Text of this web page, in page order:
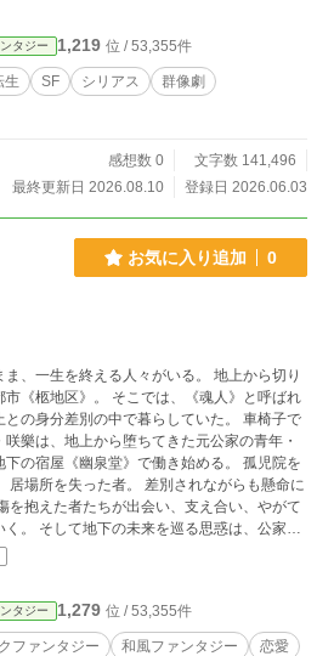
の真実を知ってしまった観測者の記録であ
タジー 1,219 位 / 53,355件
生 SF シリアス
群像劇
感想数 0
文字数 141,496
最終更新日 2026.08.10
登録日 2026.06.03
お気に入り追加 0
生を終える人々がいる。 地上から切り
市《柩地区》。 そこでは、《魂人》と呼ばれ
身分差別の中で暮らしていた。 車椅子で
樂は、地上から堕ちてきた元公家の青年・
宿屋《幽泉堂》で働き始める。 孤児院を
居場所を失った者。 差別されながらも懸命に
は、公家、
込み、二人の運命を大きく変えていく。 こ
界を繋ぐまでの和風ダークファンタジー。
タジー 1,279 位 / 53,355件
ファンタジー 和風ファンタジー
恋愛